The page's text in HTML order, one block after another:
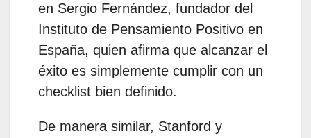
en Sergio Fernández, fundador del
Instituto de Pensamiento Positivo en
España, quien afirma que alcanzar el
éxito es simplemente cumplir con un
checklist bien definido.
De manera similar, Stanford y